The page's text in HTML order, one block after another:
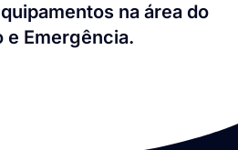
na área do
e Emergência.